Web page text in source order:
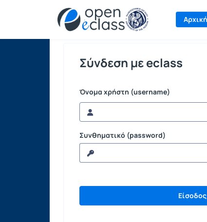
Αρχική
Σύνδεση
Σύνδεση με eclass
Όνομα χρήστη (username)
Συνθηματικό (password)